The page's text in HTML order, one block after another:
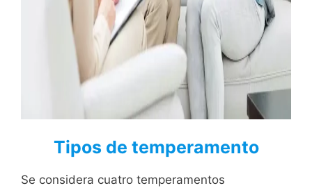
Tipos de temperamento
Se considera cuatro temperamentos